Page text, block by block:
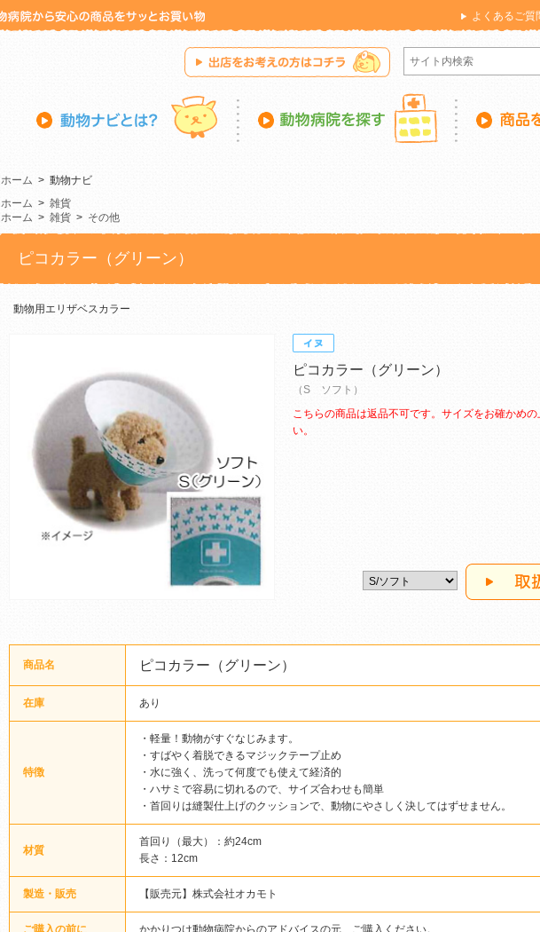
よくあるご質
ホーム > 動物ナビ
ホーム > 雑貨
ホーム > 雑貨 > その他
ピコカラー（グリーン）
動物用エリザベスカラー
ピコカラー（グリーン）
（S ソフト）
こちらの商品は返品不可です。サイズをお確かめの
い。
商品名 ピコカラー（グリーン）
在庫 あり
特徴
・軽量！動物がすぐなじみます。
・すばやく着脱できるマジックテープ止め
・水に強く、洗って何度でも使えて経済的
・ハサミで容易に切れるので、サイズ合わせも簡単
・首回りは縫製仕上げのクッションで、動物にやさしく決してはずせません。
材質
首回り（最大）：約24cm
長さ：12cm
製造・販売 【販売元】株式会社オカモト
ご購入の前に かかりつけ動物病院からのアドバイスの元、ご購入ください。